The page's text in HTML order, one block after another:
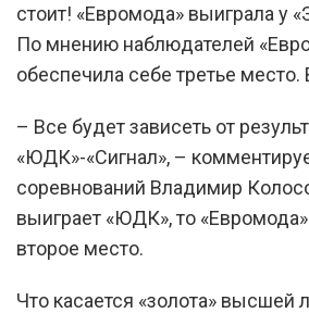
стоит! «Евромода» выиграла у
По мнению наблюдателей
обеспечила себе третье
– Все будет зависеть от
«ЮДК»-«Сигнал», –
соревнований Владимир
выиграет «ЮДК», то
второе место.
Что касается «золота» высшей